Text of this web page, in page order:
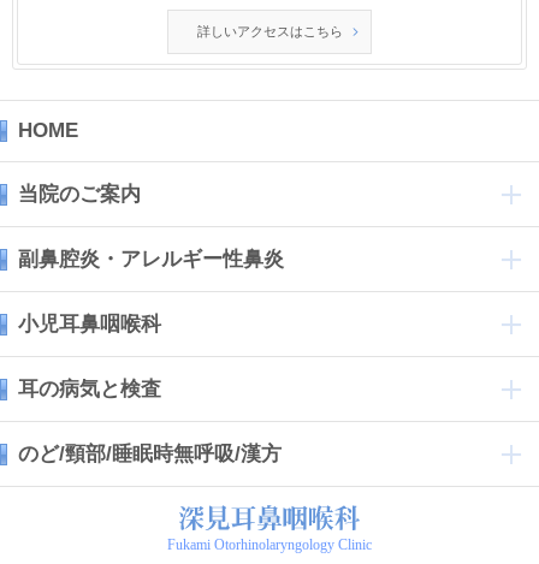
詳しいアクセスはこちら
HOME
当院のご案内
副鼻腔炎・アレルギー性鼻炎
小児耳鼻咽喉科
耳の病気と検査
のど/頸部/睡眠時無呼吸/漢方
Fukami Otorhinolaryngology Clinic